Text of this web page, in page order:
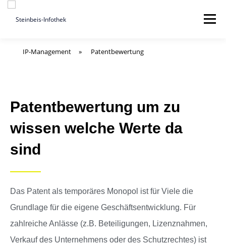
Menü
IP-Management » Patentbewertung
Patentbewertung um zu
wissen welche Werte da
sind
Das Patent als temporäres Monopol ist für Viele die
Grundlage für die eigene Geschäftsentwicklung. Für
zahlreiche Anlässe (z.B. Beteiligungen, Lizenznahmen,
Verkauf des Unternehmens oder des Schutzrechtes) ist